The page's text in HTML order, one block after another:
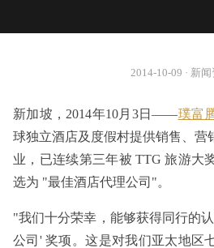
2014-10-09 · 新
新加坡，2014年10月3日——璞富
球独立酒店及度假村提供销售、营
业，已连续第三年被 TTG 旅游大
选为 "最佳酒店代理公司"。
"我们十分荣幸，能够获得同行的
公司' 奖项。这是对我们亚太地区